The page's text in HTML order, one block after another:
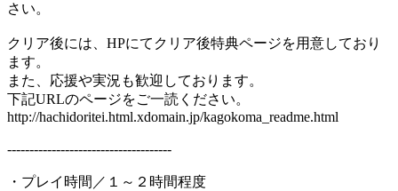
さい。
クリア後には、HPにてクリア後特典ページを用意しており
ます。
また、応援や実況も歓迎しております。
下記URLのページをご一読ください。
http://hachidoritei.html.xdomain.jp/kagokoma_readme.html
-------------------------------------
・プレイ時間／１～２時間程度